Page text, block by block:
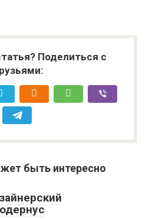
Поделиться с
быть интересно